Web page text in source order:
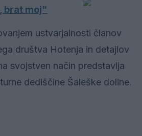
brat moj"
ustvarjalnosti članov
društva Hotenja in detajlov
svojstven način predstavlja
dediščine Šaleške doline.